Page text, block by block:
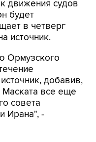
в четверг
источник.
Ормузского
добавив,
все еще
совета
Ирана", -